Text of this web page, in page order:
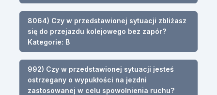
8064) Czy w przedstawionej sytuacji zbliżasz
się do przejazdu kolejowego bez zapór?
Kategorie: B
992) Czy w przedstawionej sytuacji jesteś
ostrzegany o wypukłości na jezdni
zastosowanej w celu spowolnienia ruchu?